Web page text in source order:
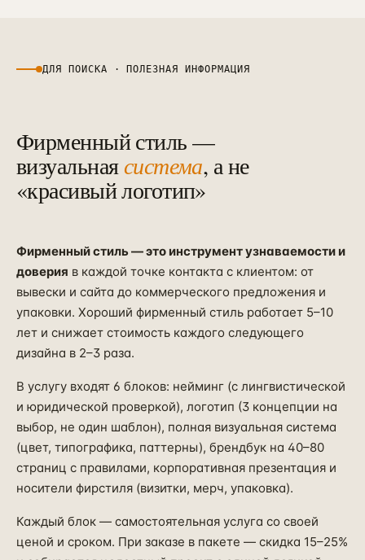
(новый продукт, ребрендинг) — это
ДЛЯ ПОИСКА · ПОЛЕЗНАЯ ИНФОРМАЦИЯ
Фирменный стиль —
визуальнаясистема, а не
«красивый логотип»
Фирменный стиль — это инструмент узнаваемости и
доверия в каждой точке контакта с клиентом: от
вывески и сайта до коммерческого предложения и
упаковки. Хороший фирменный стиль работает 5–10
лет и снижает стоимость каждого следующего
дизайна в 2–3 раза.
В услугу входят 6 блоков: нейминг (с лингвистической
и юридической проверкой), логотип (3 концепции на
выбор, не один шаблон), полная визуальная система
(цвет, типографика, паттерны), брендбук на 40–80
страниц с правилами, корпоративная презентация и
носители фирстиля (визитки, мерч, упаковка).
Каждый блок — самостоятельная услуга со своей
ценой и сроком. При заказе в пакете — скидка 15–25%